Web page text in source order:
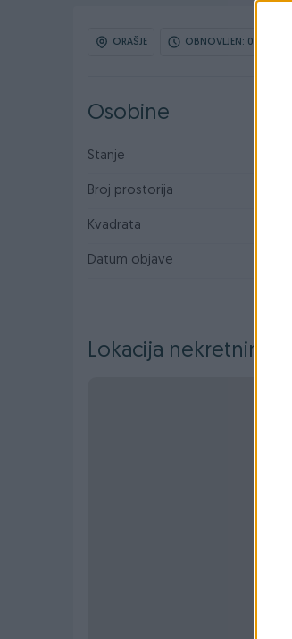
ORAŠJE OBNOVLJEN:
Osobine
Stanje
Broj prostorija
Kvadrata
Datum objave
Lokacija nekretnine